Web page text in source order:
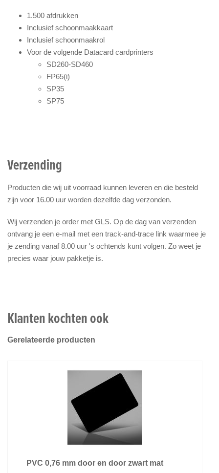
1.500 afdrukken
Inclusief schoonmaakkaart
Inclusief schoonmaakrol
Voor de volgende Datacard cardprinters
SD260-SD460
FP65(i)
SP35
SP75
Verzending
Producten die wij uit voorraad kunnen leveren en die besteld
zijn voor 16.00 uur worden dezelfde dag verzonden.
Wij verzenden je order met GLS. Op de dag van verzenden
ontvang je een e-mail met een track-and-trace link waarmee je
je zending vanaf 8.00 uur 's ochtends kunt volgen. Zo weet je
precies waar jouw pakketje is.
Klanten kochten ook
Gerelateerde producten
PVC 0,76 mm door en door zwart mat